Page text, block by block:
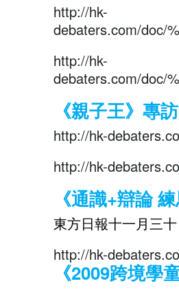
http://hk-
debaters.com/doc/
http://hk-
debaters.com/doc/
《親子王》專訪
http://hk-
http://hk-
《通識+辯論
東方日報十一月三
http://hk-
《2009跨境學